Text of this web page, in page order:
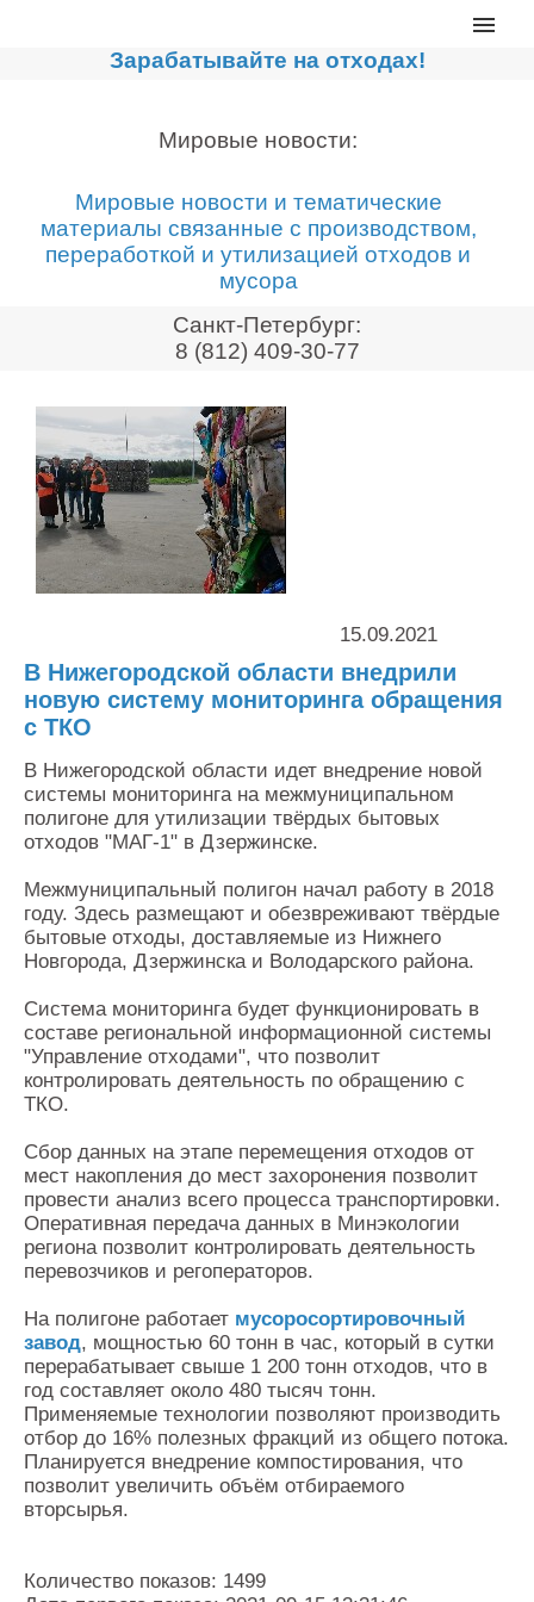
Главная
Сортировочные линии
Дробильное оборудование
Компакторы, контейнеры
Реализованные проекты
Видео
Новости компании
Мировые новости
О нас
Контакты
Оставить заявку
Зарабатывайте на отходах!
Мировые новости:
Мировые новости и тематические
материалы связанные с производством,
переработкой и утилизацией отходов и
мусора
Санкт-Петербург:
8 (812) 409-30-77
15.09.2021
В Нижегородской области внедрили
новую систему мониторинга обращения
с ТКО
В Нижегородской области идет внедрение новой
системы мониторинга на межмуниципальном
полигоне для утилизации твёрдых бытовых
отходов "МАГ-1" в Дзержинске.
Межмуниципальный полигон начал работу в 2018
году. Здесь размещают и обезвреживают твёрдые
бытовые отходы, доставляемые из Нижнего
Новгорода, Дзержинска и Володарского района.
Система мониторинга будет функционировать в
составе региональной информационной системы
"Управление отходами", что позволит
контролировать деятельность по обращению с
ТКО.
Сбор данных на этапе перемещения отходов от
мест накопления до мест захоронения позволит
провести анализ всего процесса транспортировки.
Оперативная передача данных в Минэкологии
региона позволит контролировать деятельность
перевозчиков и регоператоров.
На полигоне работает мусоросортировочный
завод, мощностью 60 тонн в час, который в сутки
перерабатывает свыше 1 200 тонн отходов, что в
год составляет около 480 тысяч тонн.
Применяемые технологии позволяют производить
отбор до 16% полезных фракций из общего потока.
Планируется внедрение компостирования, что
позволит увеличить объём отбираемого
вторсырья.
Количество показов: 1499